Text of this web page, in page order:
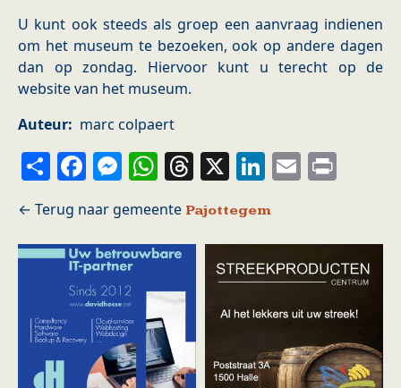
U kunt ook steeds als groep een aanvraag indienen
om het museum te bezoeken, ook op andere dagen
dan op zondag. Hiervoor kunt u terecht op de
website van het museum.
Auteur
marc colpaert
ShareFacebook
Messenger
WhatsApp
Threads
X LinkedIn
Email
Pajottegem